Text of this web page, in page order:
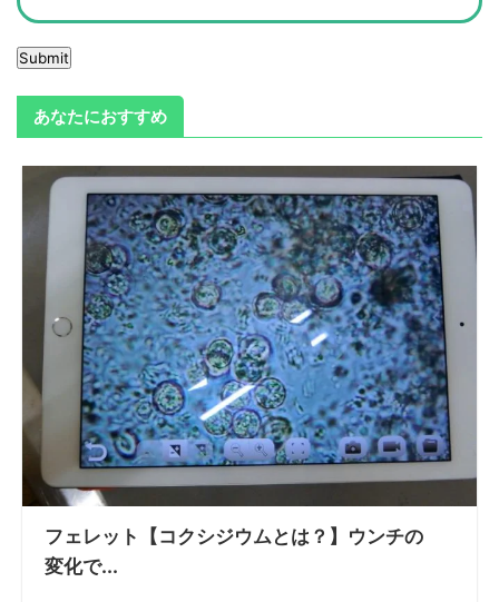
Submit
あなたにおすすめ
フェレット【コクシジウムとは？】ウンチの
変化で...